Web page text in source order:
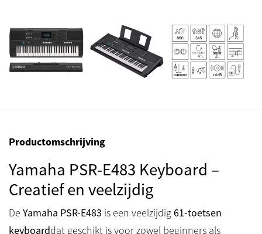
Productomschrijving
Yamaha PSR-E483 Keyboard –
Creatief en veelzijdig
De Yamaha PSR-E483 is een veelzijdig61-toetsen
keyboarddat geschikt is voor zowel beginners als